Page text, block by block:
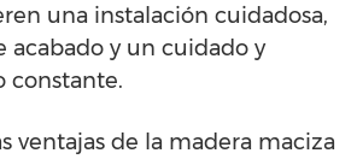
una instalación cuidadosa,
acabado y un cuidado y
constante.
ventajas de la madera maciza